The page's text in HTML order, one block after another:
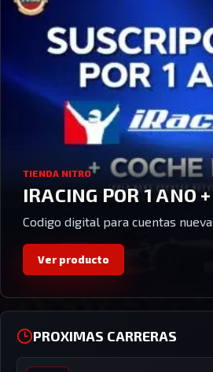
TIENDA NITRO
IRACING POR 1 ANO
Codigo digital para cuentas
Ver producto
PROXIMAS CARRERAS